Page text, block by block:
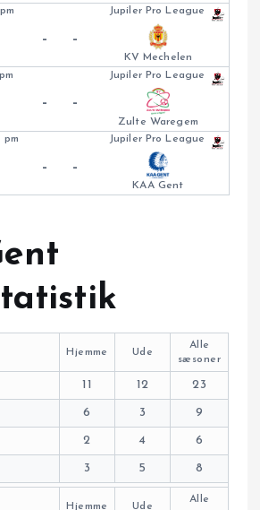
Jupiler Pro League
- -
KV Mechelen
Jupiler Pro League
- -
Zulte Waregem
Jupiler Pro League
pm
- -
KAA Gent
Hjemme Ude
Alle
sæsoner
11 12 23
6 3 9
2 4 6
3 5 8
Hjemme Ude
Alle